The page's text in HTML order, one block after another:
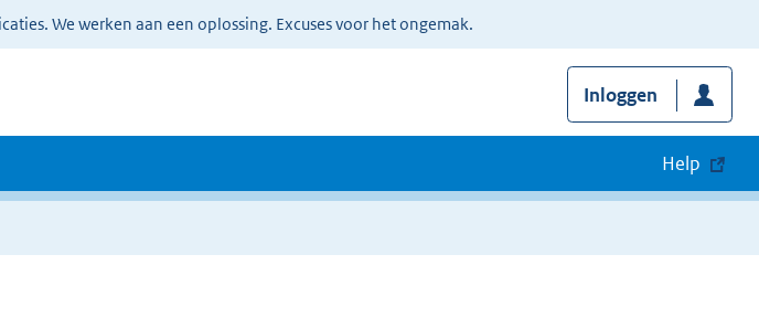
We werken aan een oplossing. Excuses voor het ongemak.
Inloggen
Help